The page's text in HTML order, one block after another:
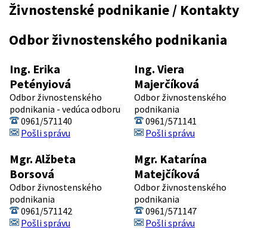
Živnostenské podnikanie / Kontakty
Odbor živnostenského podnikania
Ing. Erika
Petényiová
Odbor živnostenského
podnikania - vedúca odboru
0961/571140
Pošli správu
Ing. Viera
Majerčíková
Odbor živnostenského
podnikania
0961/571141
Pošli správu
Mgr. Alžbeta
Borsová
Odbor živnostenského
podnikania
0961/571142
Pošli správu
Mgr. Katarína
Matejčíková
Odbor živnostenského
podnikania
0961/571147
Pošli správu